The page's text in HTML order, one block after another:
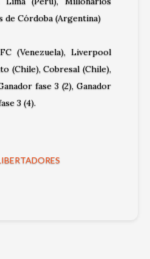
de Córdoba (Argentina)
(Venezuela), Liverpool
(Chile), Cobresal (Chile),
fase 3 (2), Ganador
3 (4).